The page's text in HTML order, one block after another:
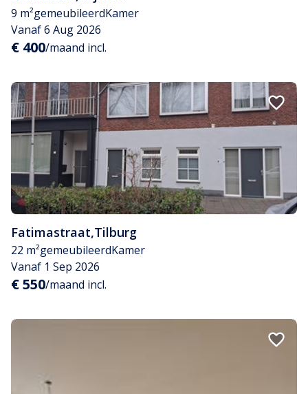
9 m²gemeubileerdKamer
Vanaf 6 Aug 2026
€ 400/maand incl.
Fatimastraat,Tilburg
22 m²gemeubileerdKamer
Vanaf 1 Sep 2026
€ 550/maand incl.